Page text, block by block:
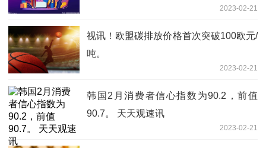
2023-02-21
视讯！欧盟碳排放价格首次突破100欧元/
吨。
2023-02-21
韩国2月消费者信心指数为90.2，前值
90.7。 天天观速讯
2023-02-21